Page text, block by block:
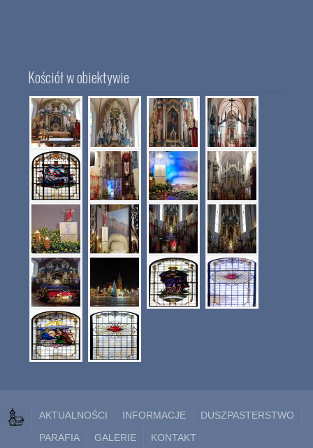
Kościół w obiektywie
AKTUALNOŚCI INFORMACJE
DUSZPASTERSTWO
PARAFIA
GALERIE KONTAKT